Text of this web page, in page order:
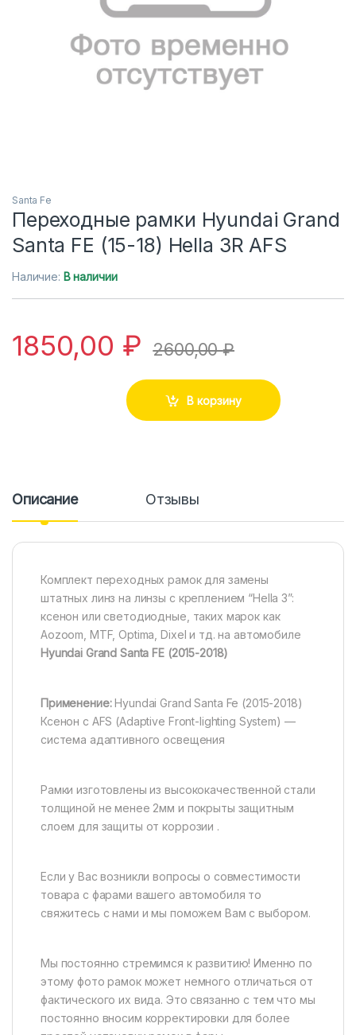
Santa Fe
Переходные рамки Hyundai Grand
Santa FE (15-18) Hella 3R AFS
Наличие: В наличии
1850,00 ₽ 2600,00₽
В корзину
Описание Отзывы
Комплект переходных рамок для замены
штатных линз на линзы с креплением “Hella 3”:
ксенон или светодиодные, таких марок как
Aozoom, MTF, Optima, Dixel и тд. на автомобиле
Hyundai Grand Santa FE (2015-2018)
Применение:Hyundai Grand Santa Fe (2015-2018)
Ксенон c AFS (Adaptive Front-lighting System) —
система адаптивного освещения
Рамки изготовлены из высококачественной стали
толщиной не менее 2мм и покрыты защитным
слоем для защиты от коррозии .
Если у Вас возникли вопросы о совместимости
товара с фарами вашего автомобиля то
свяжитесь с нами и мы поможем Вам с выбором.
Мы постоянно стремимся к развитию! Именно по
этому фото рамок может немного отличаться от
фактического их вида. Это связанно с тем что мы
постоянно вносим корректировки для более